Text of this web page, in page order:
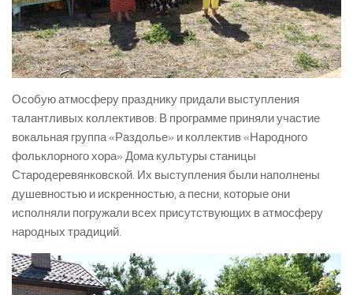
Особую атмосферу празднику придали выступления
талантливых коллективов. В программе приняли участие
вокальная группа «Раздолье» и коллектив «Народного
фольклорного хора» Дома культуры станицы
Стародеревянковской. Их выступления были наполнены
душевностью и искренностью, а песни, которые они
исполняли погружали всех присутствующих в атмосферу
народных традиций.